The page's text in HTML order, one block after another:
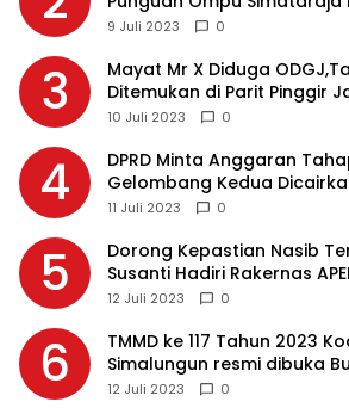
Dohot Boruna Kota Siantar
9 Juli 2023 0
3
Mayat Mr X Diduga
Ditemukan di Parit Pinggir
10 Juli 2023 0
4
DPRD Minta Anggaran
Gelombang Kedua
Masing-masing, Ini
11 Juli 2023 0
5
Dorong Kepastian Nasib
Susanti Hadiri Rakernas
Makassar
12 Juli 2023 0
6
TMMD ke 117 Tahun 2023
Simalungun resmi dibuka
12 Juli 2023 0